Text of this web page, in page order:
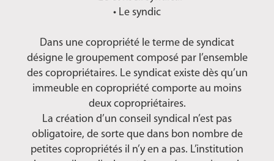
• Le syndic
Dans une copropriété le terme de syndicat
désigne le groupement composé par l’ensemble
des copropriétaires. Le syndicat existe dès qu’un
immeuble en copropriété comporte au moins
deux copropriétaires.
La création d’un conseil syndical n’est pas
obligatoire, de sorte que dans bon nombre de
petites copropriétés il n’y en a pas. L’institution